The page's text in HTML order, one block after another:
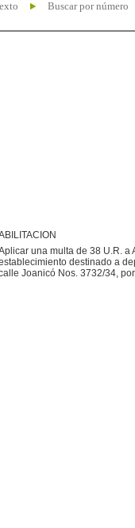
Buscar por número
una multa de 38 U.R. a
destinado a
Joanicó Nos. 3732/34,